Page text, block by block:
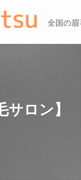
全国の
サロン】